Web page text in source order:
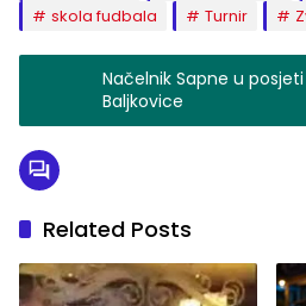
skola fudbala
Turnir
Načelnik Sapne u
Baljkovice
Related Posts